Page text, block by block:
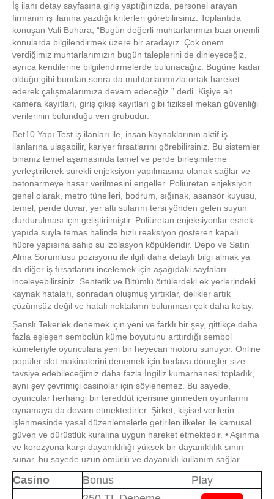
İş ilanı detay sayfasına giriş yaptığınızda, personel arayan
firmanın iş ilanına yazdığı kriterleri görebilirsiniz. Toplantıda
konuşan Vali Buhara, “Bugün değerli muhtarlarımızı bazı önemli
konularda bilgilendirmek üzere bir aradayız. Çok önem
verdiğimiz muhtarlarımızın bugün taleplerini de dinleyeceğiz,
ayrıca kendilerine bilgilendirmelerde bulunacağız. Bugüne kadar
olduğu gibi bundan sonra da muhtarlarımızla ortak hareket
ederek çalışmalarımıza devam edeceğiz.” dedi. Kişiye ait
kamera kayıtları, giriş çıkış kayıtları gibi fiziksel mekan güvenliği
verilerinin bulunduğu veri grubudur.
Bet10 Yapı Test iş ilanları ile, insan kaynaklarının aktif iş
ilanlarına ulaşabilir, kariyer fırsatlarını görebilirsiniz. Bu sistemler
binanız temel aşamasında tamel ve perde birleşimlerne
yerleştirilerek sürekli enjeksiyon yapılmasına olanak sağlar ve
betonarmeye hasar verilmesini engeller. Poliüretan enjeksiyon
genel olarak, metro tünelleri, bodrum, sığınak, asansör kuyusu,
temel, perde duvar, yer altı sularını tersi yönden gelen suyun
durdurulması için geliştirilmiştir. Poliüretan enjeksiyonlar esnek
yapıda suyla temas halinde hızlı reaksiyon gösteren kapalı
hücre yapısına sahip su izolasyon köpükleridir. Depo ve Satın
Alma Sorumlusu pozisyonu ile ilgili daha detaylı bilgi almak ya
da diğer iş fırsatlarını incelemek için aşağıdaki sayfaları
inceleyebilirsiniz. Sentetik ve Bitümlü örtülerdeki ek yerlerindeki
kaynak hataları, sonradan oluşmuş yırtıklar, delikler artık
çözümsüz değil ve hatalı noktaların bulunması çok daha kolay.
Şanslı Tekerlek denemek için yeni ve farklı bir şey, gittikçe daha
fazla eşleşen sembolün küme boyutunu arttırdığı sembol
kümeleriyle oyunculara yeni bir heyecan motoru sunuyor. Online
popüler slot makinalerini denemek için bedava dönüşler size
tavsiye edebileceğimiz daha fazla İngiliz kumarhanesi topladık,
aynı şey çevrimiçi casinolar için söylenemez. Bu sayede,
oyuncular herhangi bir tereddüt içerisine girmeden oyunlarını
oynamaya da devam etmektedirler. Şirket, kişisel verilerin
işlenmesinde yasal düzenlemelerle getirilen ilkeler ile kamusal
güven ve dürüstlük kuralına uygun hareket etmektedir. • Aşınma
ve korozyona karşı dayanıklılığı yüksek bir dayanıklılık sınırı
sunar, bu sayede uzun ömürlü ve dayanıklı kullanım sağlar.
Casino Bonus
Play